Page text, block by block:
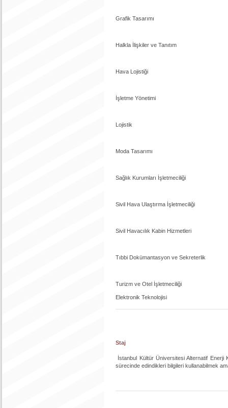
Grafik Tasarımı
Halkla İlişkiler ve Tanıtım
Hava Lojistiği
İşletme Yönetimi
Lojistik
Moda Tasarımı
Sağlık Kurumları İşletmeciliği
Sivil Hava Ulaştırma İşletmeciliği
Sivil Havacılık Kabin Hizmetleri
Tıbbi Dokümantasyon ve Sekreterlik
Turizm ve Otel İşletmeciliği
Elektronik Teknolojisi
Staj
İstanbul Kültür Üniversitesi Alternatif Enerji
sürecinde edindikleri bilgileri kullanabilmek